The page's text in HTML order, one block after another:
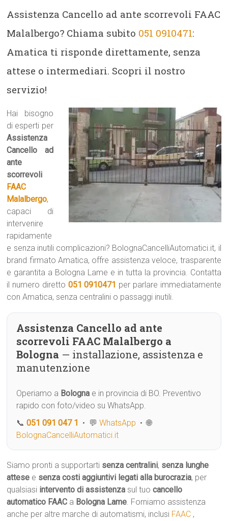
Assistenza Cancello ad ante scorrevoli FAAC
Malalbergo? Chiama subito 051 0910471:
Amatica ti risponde direttamente, senza
attese o intermediari. Scopri il nostro
servizio!
Hai bisogno
di esperti per
Assistenza
Cancello ad
ante
scorrevoli
FAAC
Malalbergo,
capaci di
intervenire
rapidamente
e senza inutili complicazioni? BolognaCancelliAutomatici.it, il
brand firmato Amatica, offre assistenza veloce, trasparente
e garantita a Bologna Lame e in tutta la provincia. Contatta
il numero diretto 051 0910471 per parlare immediatamente
con Amatica, senza centralini o passaggi inutili.
Assistenza Cancello ad ante
scorrevoli FAAC Malalbergo a
Bologna — installazione, assistenza e
manutenzione
Operiamo a Bologna e in provincia di BO. Preventivo
rapido con foto/video su WhatsApp.
📞051 091 047 1 • 💬WhatsApp • 🌐
BolognaCancelliAutomatici.it
Siamo pronti a supportarti senza centralini, senza lunghe
attese e senza costi aggiuntivi legati alla burocrazia, per
qualsiasi intervento di assistenza sul tuocancello
automatico FAAC a Bologna Lame. Forniamo assistenza
anche per altre marche di automatismi, inclusi FAAC ,